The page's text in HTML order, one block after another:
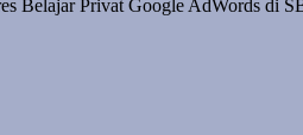
Belajar Privat Google AdWords di